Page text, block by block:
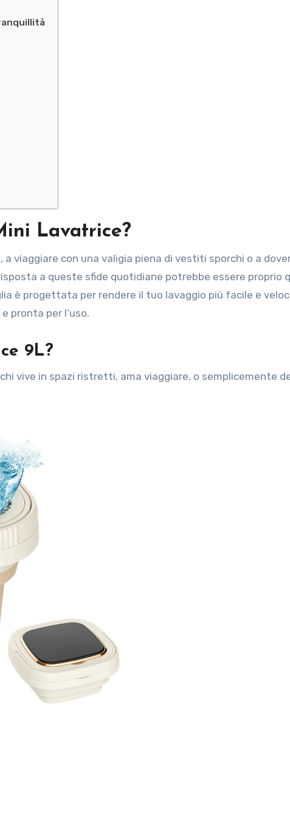
Lavatrice?
a queste sfide quotidiane potrebbe essere proprio
è progettata per rendere il tuo lavaggio più facile e
pronta per l’uso.
9L?
vive in spazi ristretti, ama viaggiare, o semplicemente